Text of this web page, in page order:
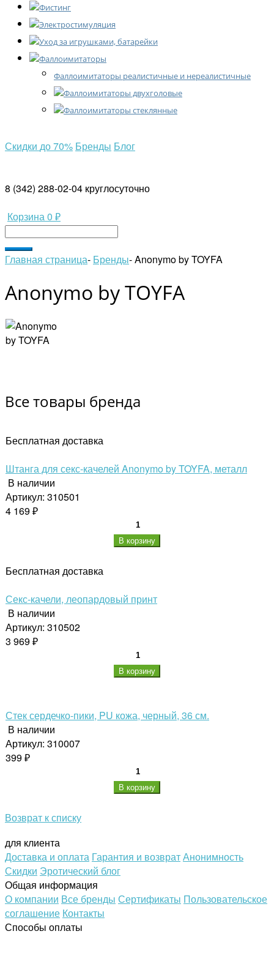
Фистинг
Электростимуляция
Уход за игрушками, батарейки
Фаллоимитаторы
Фаллоимитаторы реалистичные и нереалистичные
Фаллоимитаторы двухголовые
Фаллоимитаторы стеклянные
Скидки до 70% Бренды Блог
8 (342) 288-02-04 круглосуточно
Корзина0 ₽
Главная страница- Бренды-Anonymo by TOYFA
Anonymo by TOYFA
Все товары бренда
Бесплатная доставка
Штанга для секс-качелей Anonymo by TOYFA, металл
В наличии
Артикул: 310501
4 169 ₽
В корзину
Бесплатная доставка
Секс-качели, леопардовый принт
В наличии
Артикул: 310502
3 969 ₽
В корзину
Стек сердечко-пики, PU кожа, черный, 36 см.
В наличии
Артикул: 310007
399 ₽
В корзину
Возврат к списку
для клиента
Доставка и оплата Гарантия и возвратАнонимность
Скидки Эротический блог
Общая информация
О компании Все бренды Сертификаты Пользовательское
соглашение Контакты
Способы оплаты